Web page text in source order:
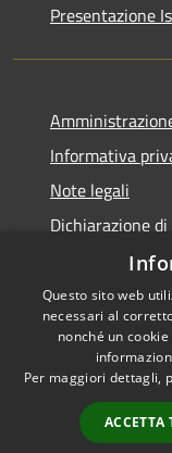
Presentazione
Informativa
Note legali
Dichiarazione
Accessibilità
Privacy
Mappa del sito
Questo sito web
necessari al
nonché un
Per maggiori dettagli,
ACCETTA